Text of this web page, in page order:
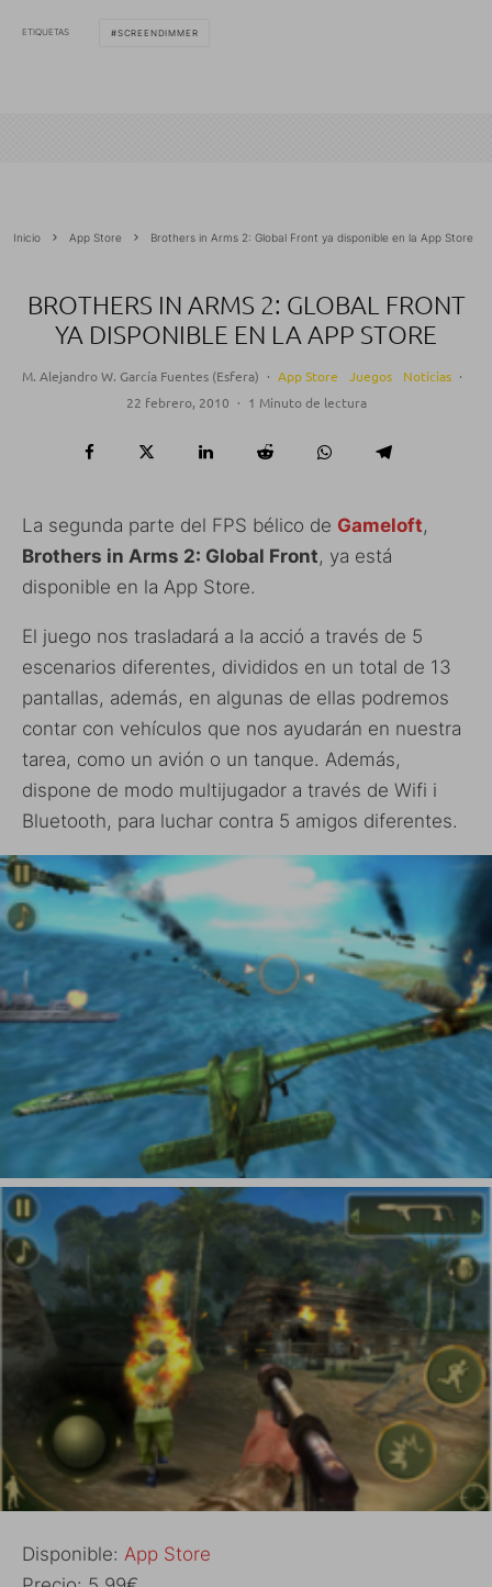
ETIQUETAS SCREENDIMMER
Inicio App Store Brothers in Arms 2: Global Front ya disponible en la App Store
BROTHERS IN ARMS 2: GLOBAL FRONT
YA DISPONIBLE EN LA APP STORE
M. Alejandro W. García Fuentes (Esfera) · App Store Juegos Noticias ·
22 febrero, 2010 · 1 Minuto de lectura
La segunda parte del FPS bélico de Gameloft,
Brothers in Arms 2: Global Front, ya está
disponible en la App Store.
El juego nos trasladará a la acció a través de 5
escenarios diferentes, divididos en un total de 13
pantallas, además, en algunas de ellas podremos
contar con vehículos que nos ayudarán en nuestra
tarea, como un avión o un tanque. Además,
dispone de modo multijugador a través de Wifi i
Bluetooth, para luchar contra 5 amigos diferentes.
Disponible: App Store